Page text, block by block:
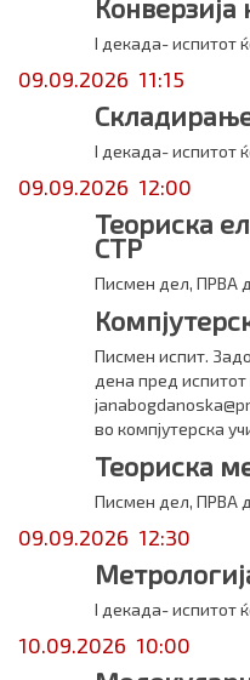
Конверзија
I декада- испитот
09.09.2026 11:15
I декада- испитот
09.09.2026 12:00
Теориска
СТР
Писмен дел, ПРВА
Писмен испит.
дена пред испитот
во компјутерска
Теориска
Писмен дел, ПРВА
09.09.2026 12:30
I декада- испитот
10.09.2026 10:00